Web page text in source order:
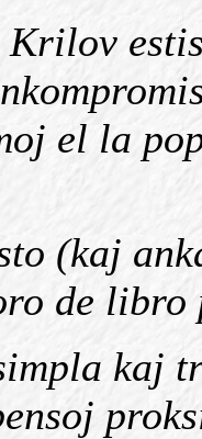
el la
(kaj
de
kaj